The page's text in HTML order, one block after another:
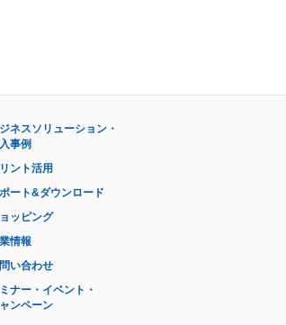
ネスソリューション・
事例
ント活用
ート&ダウンロード
ッピング
情報
い合わせ
ナー・イベント・
ンペーン